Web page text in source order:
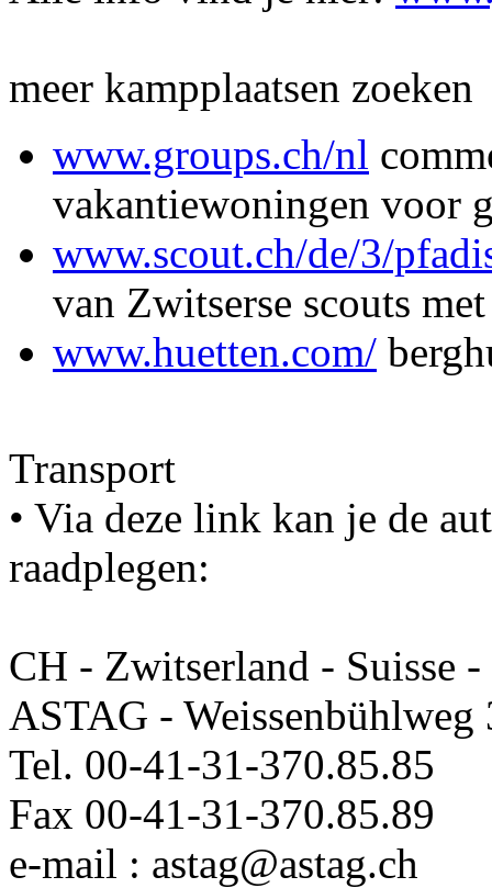
meer kampplaatsen zoeken
www.groups.ch/nl
vakantiewoningen voor
www.scout.ch/de/3/
van Zwitserse scouts
www.huetten.com/
Transport
• Via deze link kan je de
raadplegen:
CH - Zwitserland - Suisse
ASTAG -
Tel. 00-41-31-370.85.85
Fax 00-41-31-370.85.89
e-mail : astag@astag.ch